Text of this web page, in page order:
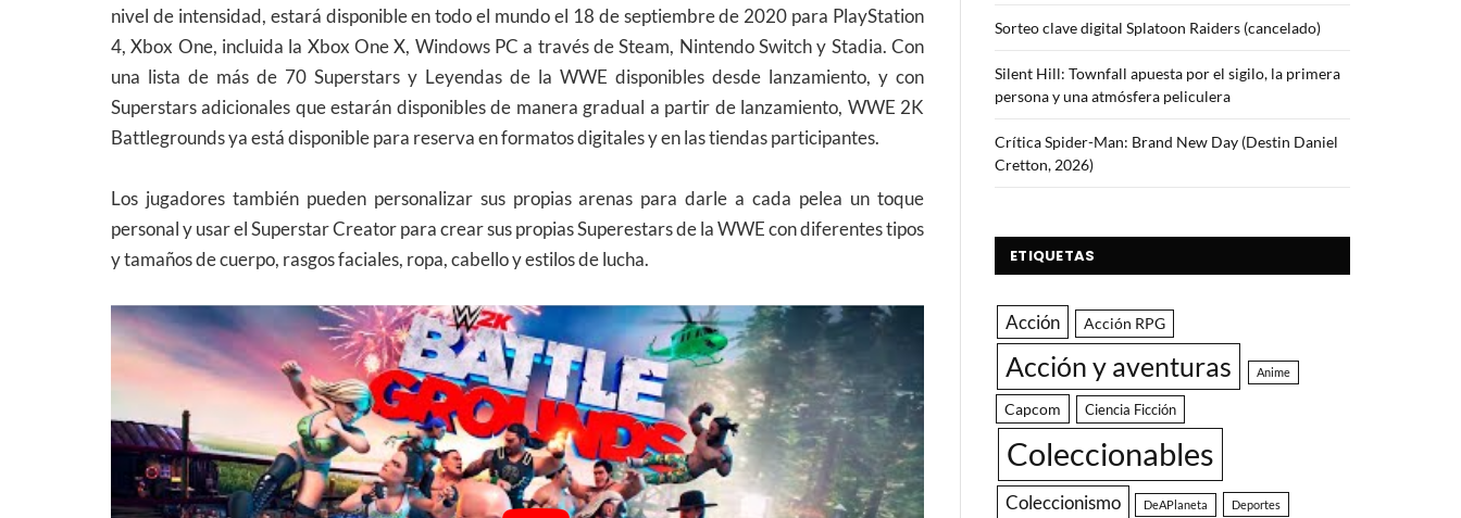
nivel de intensidad, estará disponible en todo el mundo el 18 de septiembre de 2020 para PlayStation
4, Xbox One, incluida la Xbox One X, Windows PC a través de Steam, Nintendo Switch y Stadia. Con
una lista de más de 70 Superstars y Leyendas de la WWE disponibles desde lanzamiento, y con
Superstars adicionales que estarán disponibles de manera gradual a partir de lanzamiento, WWE 2K
Battlegrounds ya está disponible para reserva en formatos digitales y en las tiendas participantes.
Los jugadores también pueden personalizar sus propias arenas para darle a cada pelea un toque
personal y usar el Superstar Creator para crear sus propias Superestars de la WWE con diferentes tipos
y tamaños de cuerpo, rasgos faciales, ropa, cabello y estilos de lucha.
Sorteo clave digital Splatoon Raiders (cancelado)
Silent Hill: Townfall apuesta por el sigilo, la primera
persona y una atmósfera peliculera
Crítica Spider-Man: Brand New Day (Destin Daniel
Cretton, 2026)
ETIQUETAS
Acción Acción RPG
Acción y aventuras Anime
Capcom Ciencia Ficción
Coleccionables
Coleccionismo DeAPlaneta Deportes